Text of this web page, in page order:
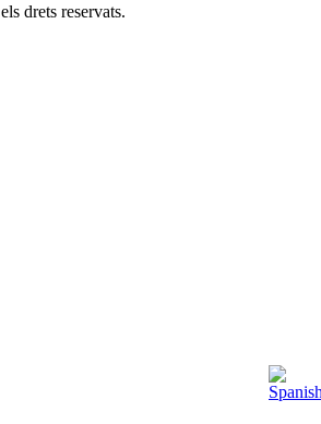
drets reservats.